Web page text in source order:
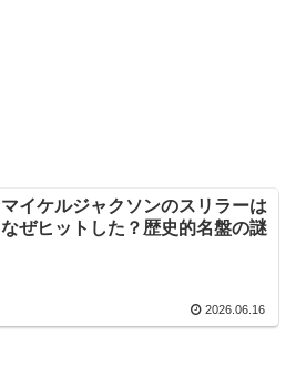
マイケルジャクソンのスリラーは
なぜヒットした？歴史的名盤の謎
2026.06.16